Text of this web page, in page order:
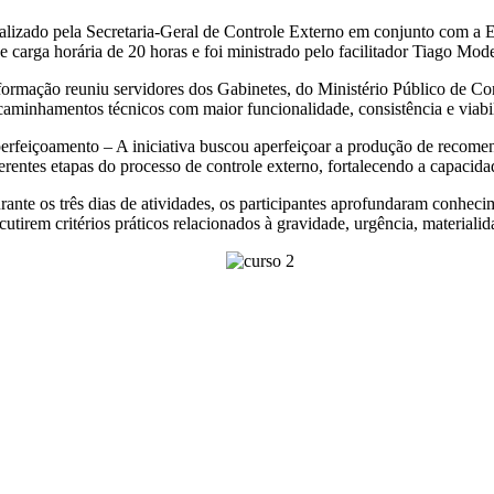
pela Secretaria-Geral de Controle Externo em conjunto com
carga horária de 20 horas e foi ministrado pelo facilitador Tiago
reuniu servidores dos Gabinetes, do Ministério Público de
técnicos com maior funcionalidade, consistência e
– A iniciativa buscou aperfeiçoar a produção de
etapas do processo de controle externo, fortalecendo a
os três dias de atividades, os participantes aprofundaram
critérios práticos relacionados à gravidade, urgência,